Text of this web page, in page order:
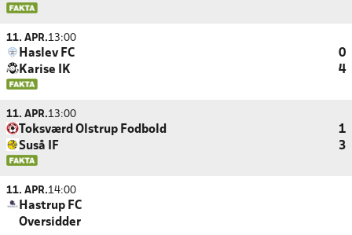
11. APR.13:00
Haslev FC
0
Karise IK
4
11. APR.13:00
Toksværd Olstrup Fodbold
1
Suså IF
3
11. APR.14:00
Hastrup FC
Oversidder